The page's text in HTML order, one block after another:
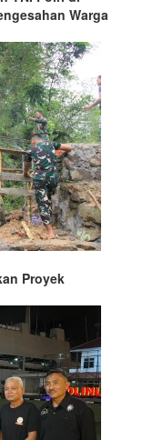
Warga
Proyek